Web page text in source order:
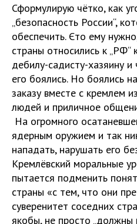
Сформулирую чётко, как
„безопасность России“,
обеспечить. Єто ему
страны относились к „РФ“
дебилу-садисту-хазяину и
его боялись. Но боялись
заказу вместе с кремлем
людей и приличное
На огромного
ядерным оружием и так
нападать, нарушать его
Кремлёвский моральные
пытается подменить
страны «с тем, что они
суверенитет соседних
якобы, не просто „должны